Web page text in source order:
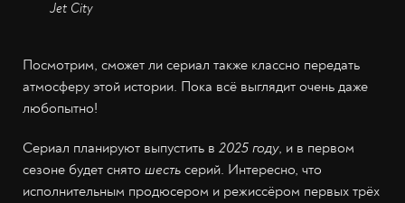
Jet City
Посмотрим, сможет ли сериал также классно передать
атмосферу этой истории. Пока всё выглядит очень даже
любопытно!
Сериал планируют выпустить в 2025 году, и в первом
сезоне будет снято шесть серий. Интересно, что
исполнительным продюсером и режиссёром первых трёх